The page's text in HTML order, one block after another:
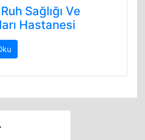
Sağlığı Ve
Hastanesi